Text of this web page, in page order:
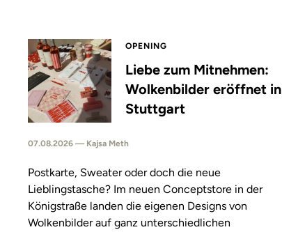
OPENING
Liebe zum Mitnehmen:
Wolkenbilder eröffnet in
Stuttgart
07.08.2026 — Kajsa Meth
Postkarte, Sweater oder doch die neue
Lieblingstasche? Im neuen Conceptstore in der
Königstraße landen die eigenen Designs von
Wolkenbilder auf ganz unterschiedlichen